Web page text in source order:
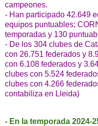
campeones.
- Han participado 42.649
equipos puntuables;
temporadas y 130
- De los 304 clubes de
con 26.751 federados y
con 6.108 federados y
clubes con 5.524
clubes con 4.266
contabiliza en Lleida)
- En la temporada 2024-